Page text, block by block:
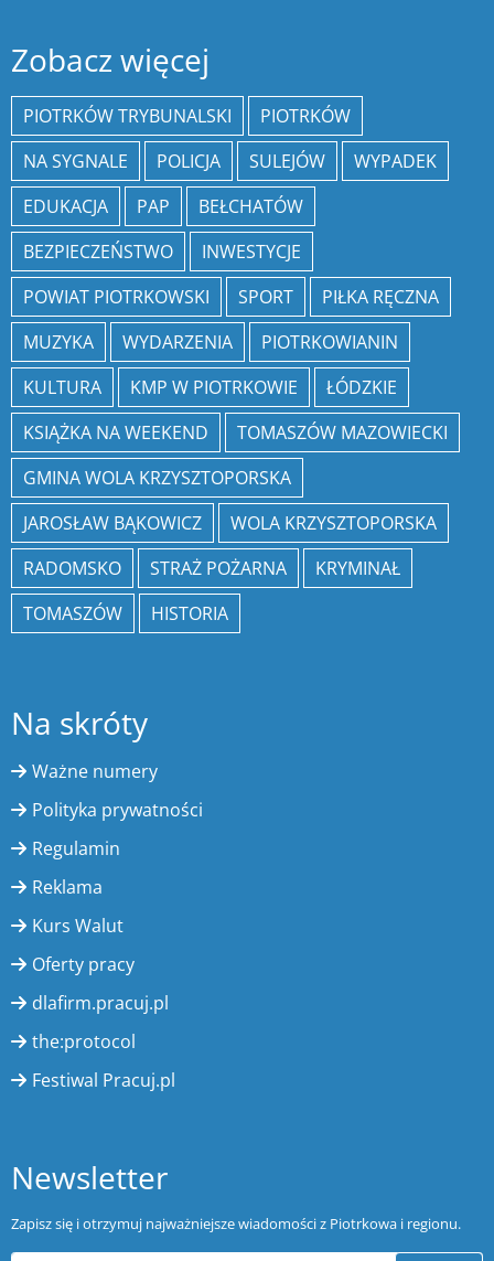
Zobacz więcej
PIOTRKÓW TRYBUNALSKI
PIOTRKÓW
NA SYGNALE
POLICJA SULEJÓW
WYPADEK
EDUKACJA
PAP
BEŁCHATÓW
BEZPIECZEŃSTWO
INWESTYCJE
POWIAT PIOTRKOWSKI
SPORT
PIŁKA RĘCZNA
MUZYKA
WYDARZENIA
PIOTRKOWIANIN
KULTURA
KMP W PIOTRKOWIE
ŁÓDZKIE
KSIĄŻKA NA WEEKEND
TOMASZÓW MAZOWIECKI
GMINA WOLA KRZYSZTOPORSKA
JAROSŁAW BĄKOWICZ
WOLA KRZYSZTOPORSKA
RADOMSKO
STRAŻ POŻARNA
KRYMINAŁ
TOMASZÓW
HISTORIA
Na skróty
Ważne numery
Polityka prywatności
Regulamin
Reklama
Kurs Walut
Oferty pracy
dlafirm.pracuj.pl
the:protocol
Festiwal Pracuj.pl
Newsletter
Zapisz się i otrzymuj najważniejsze wiadomości z Piotrkowa i regionu.